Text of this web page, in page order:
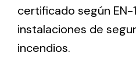
Variedad de soluciones
de necesidades.
certificado según EN-
instalaciones de
incendios.